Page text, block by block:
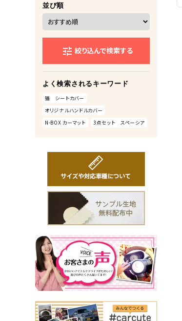
並び順
tune 絞り込んで検索する
よく検索されるキーワード
猫 シートカバー
オリジナルハンドルカバー
N-BOX カーマット
3点セット スペーシア